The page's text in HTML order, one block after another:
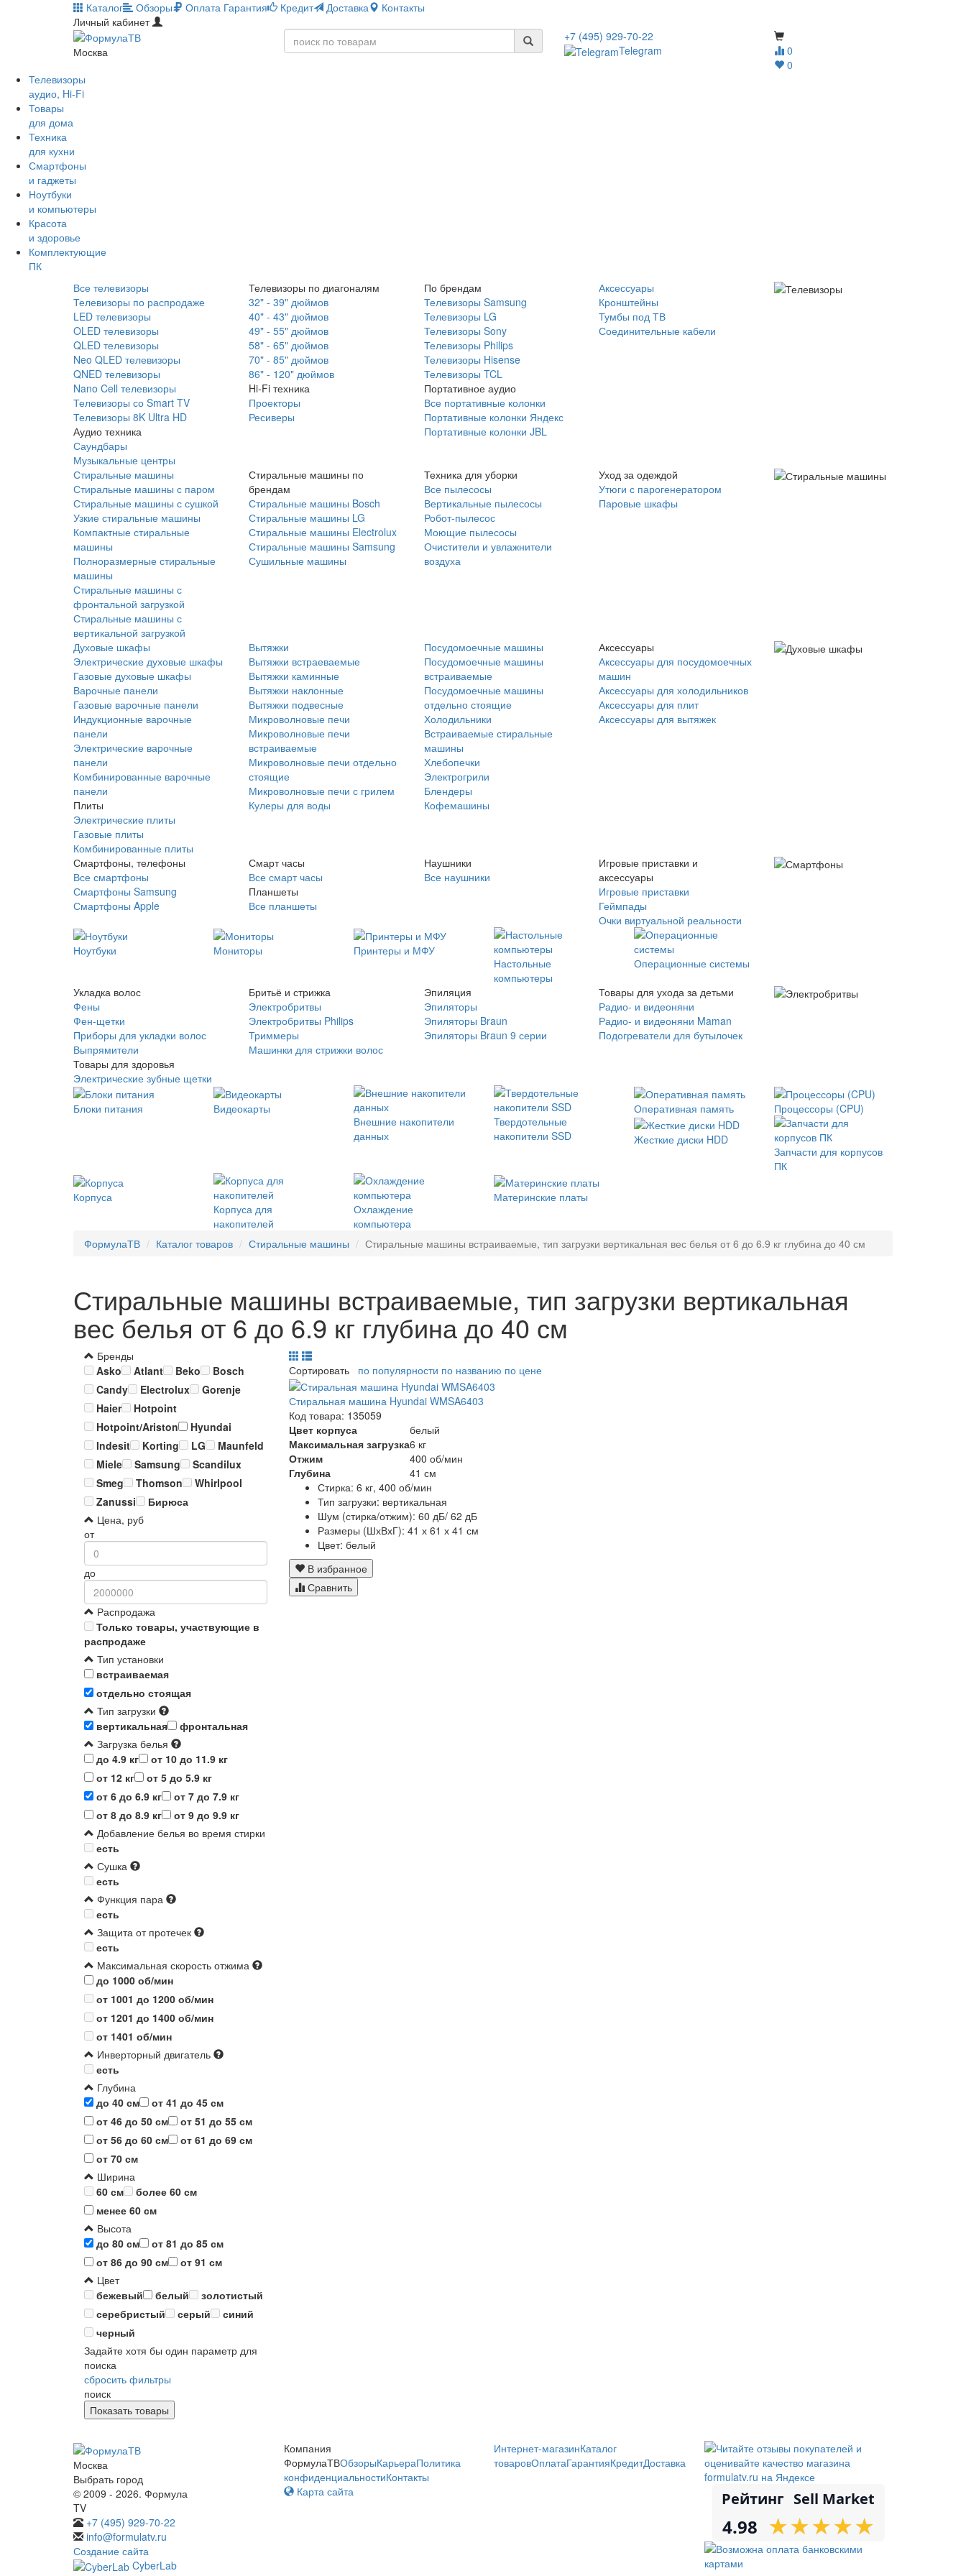
Каталог Обзоры Оплата Гарантия Кредит Доставка
Контакты
Личный кабинет
Москва
0
0
+7 (495) 929-70-22
Telegram
Телевизоры
аудио, Hi-Fi
Товары
для дома
Техника
для кухни
Смартфоны
и гаджеты
Ноутбуки
и компьютеры
Красота
и здоровье
Комплектующие
ПК
Все телевизоры
Телевизоры по распродаже
LED телевизоры
OLED телевизоры
QLED телевизоры
Neo QLED телевизоры
QNED телевизоры
Nano Cell телевизоры
Телевизоры со Smart TV
Телевизоры 8K Ultra HD
Аудио техника
Саундбары
Музыкальные центры
Телевизоры по диагоналям
32" - 39" дюймов
40" - 43" дюймов
49" - 55" дюймов
58" - 65" дюймов
70" - 85" дюймов
86" - 120" дюймов
Hi-Fi техника
Проекторы
Ресиверы
По брендам
Телевизоры Samsung
Телевизоры LG
Телевизоры Sony
Телевизоры Philips
Телевизоры Hisense
Телевизоры TCL
Портативное аудио
Все портативные колонки
Портативные колонки Яндекс
Портативные колонки JBL
Аксессуары
Кронштейны
Тумбы под ТВ
Соединительные кабели
Стиральные машины
Стиральные машины с паром
Стиральные машины с сушкой
Узкие стиральные машины
Компактные стиральные
машины
Полноразмерные стиральные
машины
Стиральные машины с
фронтальной загрузкой
Стиральные машины с
вертикальной загрузкой
Стиральные машины по
брендам
Стиральные машины Bosch
Стиральные машины LG
Стиральные машины Electrolux
Стиральные машины Samsung
Сушильные машины
Техника для уборки
Все пылесосы
Вертикальные пылесосы
Робот-пылесос
Моющие пылесосы
Очистители и увлажнители
воздуха
Уход за одеждой
Утюги с парогенератором
Паровые шкафы
Духовые шкафы
Электрические духовые шкафы
Газовые духовые шкафы
Варочные панели
Газовые варочные панели
Индукционные варочные
панели
Электрические варочные
панели
Комбинированные варочные
панели
Плиты
Электрические плиты
Газовые плиты
Комбинированные плиты
Вытяжки
Вытяжки встраеваемые
Вытяжки каминные
Вытяжки наклонные
Вытяжки подвесные
Микроволновые печи
Микроволновые печи
встраиваемые
Микроволновые печи отдельно
стоящие
Микроволновые печи с грилем
Кулеры для воды
Посудомоечные машины
Посудомоечные машины
встраиваемые
Посудомоечные машины
отдельно стоящие
Холодильники
Встраиваемые стиральные
машины
Хлебопечки
Электрогрили
Блендеры
Кофемашины
Аксессуары
Аксессуары для посудомоечных
машин
Аксессуары для холодильников
Аксессуары для плит
Аксессуары для вытяжек
Смартфоны, телефоны
Все смартфоны
Смартфоны Samsung
Смартфоны Apple
Смарт часы
Все смарт часы
Планшеты
Все планшеты
Наушники
Все наушники
Игровые приставки и
аксессуары
Игровые приставки
Геймпады
Очки виртуальной реальности
Ноутбуки Мониторы
Принтеры и МФУ
Настольные
компьютеры
Операционные системы
Укладка волос
Фены
Фен-щетки
Приборы для укладки волос
Выпрямители
Товары для здоровья
Электрические зубные щетки
Бритьё и стрижка
Электробритвы
Электробритвы Philips
Триммеры
Машинки для стрижки волос
Эпиляция
Эпиляторы
Эпиляторы Braun
Эпиляторы Braun 9 серии
Товары для ухода за детьми
Радио- и видеоняни
Радио- и видеоняни Maman
Подогреватели для бутылочек
Блоки питания
Видеокарты
Внешние накопители
данных
Твердотельные
накопители SSD
Оперативная память Процессоры (CPU)
Жесткие диски HDD
Запчасти для корпусов
ПК
Корпуса
Корпуса для
накопителей
Охлаждение
компьютера
Материнские платы
ФормулаТВ Каталог товаров Стиральные машины Стиральные машины встраиваемые, тип загрузки вертикальная вес белья от 6 до 6.9 кг глубина до 40 см
Стиральные машины встраиваемые, тип загрузки вертикальная
вес белья от 6 до 6.9 кг глубина до 40 см
Бренды
Asko
Atlant Beko
Bosch
Candy
Electrolux
Gorenje
Haier
Hotpoint
Hotpoint/Ariston
Hyundai
Indesit
Korting LG
Maunfeld
Miele
Samsung
Scandilux
Smeg
Thomson
Whirlpool
Zanussi
Бирюса
Цена, руб
от
до
Распродажа
Только товары, участвующие в
распродаже
Тип установки
встраиваемая
отдельно стоящая
Тип загрузки
вертикальная
фронтальная
Загрузка белья
до 4.9 кг
от 10 до 11.9 кг
от 12 кг
от 5 до 5.9 кг
от 6 до 6.9 кг
от 7 до 7.9 кг
от 8 до 8.9 кг
от 9 до 9.9 кг
Добавление белья во время стирки
есть
Сушка
есть
Функция пара
есть
Защита от протечек
есть
Максимальная скорость отжима
до 1000 об/мин
от 1001 до 1200 об/мин
от 1201 до 1400 об/мин
от 1401 об/мин
Инверторный двигатель
есть
Глубина
до 40 см
от 41 до 45 см
от 46 до 50 см
от 51 до 55 см
от 56 до 60 см
от 61 до 69 см
от 70 см
Ширина
60 см
более 60 см
менее 60 см
Высота
до 80 см
от 81 до 85 см
от 86 до 90 см
от 91 см
Цвет
бежевый
белый
золотистый
серебристый
серый
синий
черный
Задайте хотя бы один параметр для
поиска
сбросить фильтры
поиск
Сортировать по популярности по названию по цене
Стиральная машина Hyundai WMSA6403
Код товара: 135059
Цвет корпуса
белый
Максимальная загрузка6 кг
Отжим
400 об/мин
Глубина
41 см
Стирка: 6 кг, 400 об/мин
Тип загрузки: вертикальная
Шум (стирка/отжим): 60 дБ/ 62 дБ
Размеры (ШхВхГ): 41 х 61 х 41 см
Цвет: белый
В избранное
Сравнить
Москва
Выбрать город
© 2009 - 2026. Формула
TV
+7 (495) 929-70-22
info@formulatv.ru
Создание сайта
CyberLab
Компания
ФормулаТВОбзорыКарьераПолитика
конфиденциальностиКонтакты
Интернет-магазинКаталог
товаровОплатаГарантияКредитДоставка
Карта сайта
Рейтинг Sell Market
4.98 ★
★★
★★
★★
★★
★